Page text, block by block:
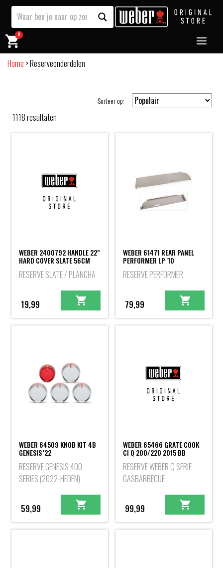
0
Home >Reserveonderdelen
1118resultaten
Sorteer op:
WEBER 2400792 HANDLE 22"
HARD COVER SLATE 56CM
RESERVE SLATE / PLANCHA
19,99
WEBER 61471 REAR PANEL
PERFORMER LP '10
RESERVE PERFORMER
79,99
WEBER 64509 KNOB KIT 4B
GENESIS '22
RESERVE GENESIS 400
SERIES (2022-HEDEN)
59,99
WEBER 65466 GRATE COOK
CI Q 200/220 2015 BB
RESERVE WEBER Q SERIE
GASBARBECUE
99,99